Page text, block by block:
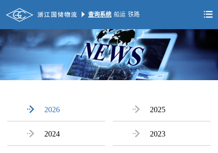

 查询系统 船运 铁路
 2026  2025
 2024  2023